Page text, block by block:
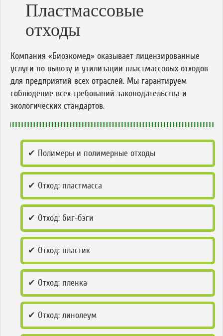
Пластмассовые
отходы
Компания «Биоэкомед» оказывает лицензированные
услуги по вывозу и утилизации пластмассовых отходов
для предприятий всех отраслей. Мы гарантируем
соблюдение всех требований законодательства и
экологических стандартов.
✔ Полимеры и полимерные отходы
✔ Отход: пластмасса
✔ Отход: биг-бэги
✔ Отход: пластик
✔ Отход: пленка
✔ Отход: линолеум